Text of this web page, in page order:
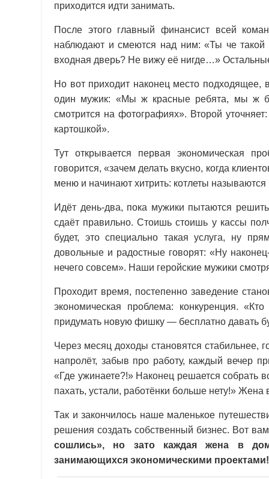
приходится идти занимать.
После этого главный финансист всей
наблюдают и смеются над ним: «Ты че такой
входная дверь? Не вижу её нигде…»
Но вот приходит наконец место подходящее,
один мужик: «Мы ж красные ребята, мы ж
смотрится на фотографиях». Второй
картошкой».
Тут открывается первая экономическая
говорится, «зачем делать вкусно, когда
меню и начинают хитрить: котлеты
Идёт день-два, пока мужики пытаются
сдаёт правильно. Стоишь стоишь у кассы
будет, это специально такая услуга, ну
довольные и радостные говорят: «Ну
нечего совсем». Наши геройские мужики
Проходит время, постепенно заведение
экономическая проблема: конкуренция.
придумать новую фишку — бесплатно давать
Через месяц доходы становятся стабильнее,
напролёт, забыв про работу, каждый вечер
«Где ужинаете?!» Наконец решается собрать
пахать, устали, работёнки больше нету!»
Так и закончилось наше маленькое
решения создать собственный бизнес. Вот
сошлись», но зато каждая жена в
занимающихся экономическими проектами!